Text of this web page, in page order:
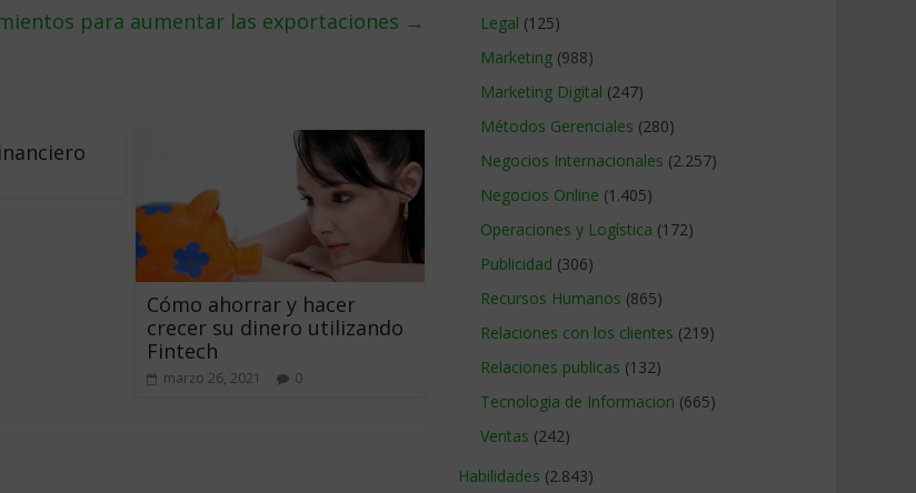
para aumentar las exportaciones →
Cómo ahorrar y hacer
crecer su dinero utilizando
Fintech
marzo 26, 2021 0
Legal (125)
Marketing (988)
Marketing Digital (247)
Métodos Gerenciales (280)
Negocios Internacionales (2.257)
Negocios Online (1.405)
Operaciones y Logística (172)
Publicidad (306)
Recursos Humanos (865)
Relaciones con los clientes (219)
Relaciones publicas (132)
Tecnologia de Informacion (665)
Ventas (242)
Habilidades (2.843)